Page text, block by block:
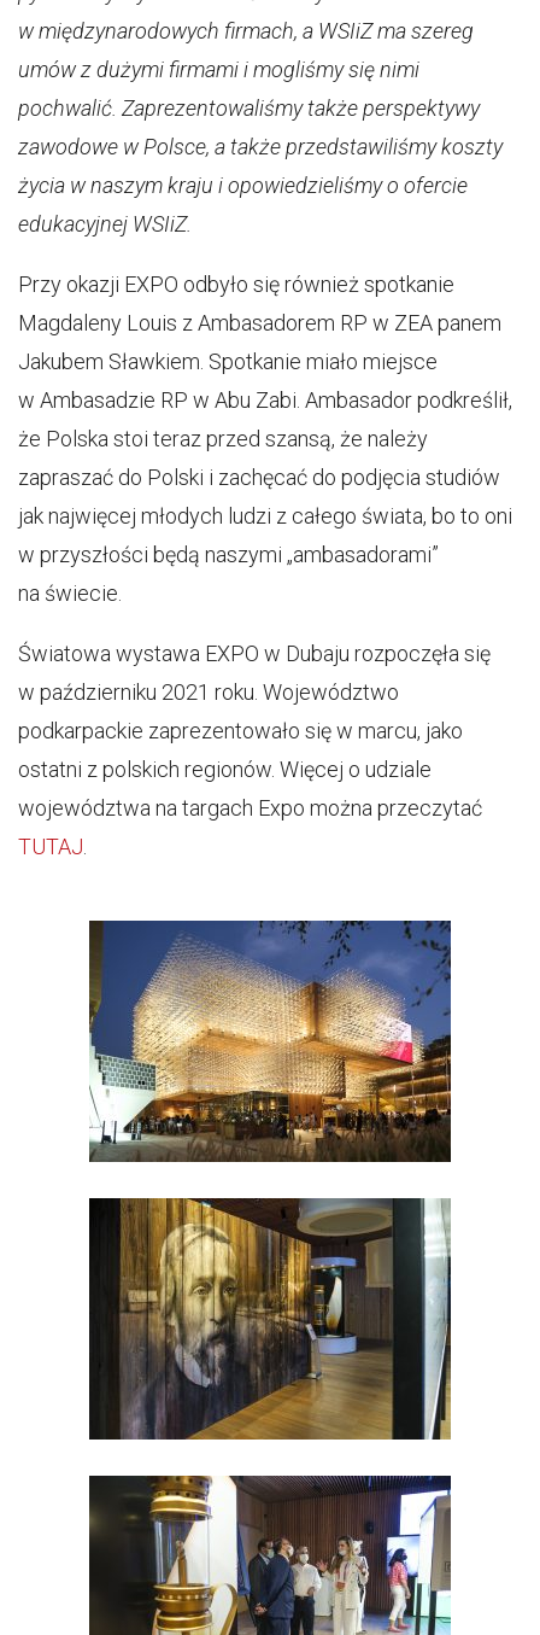
w międzynarodowych firmach, a WSIiZ ma szereg
umów z dużymi firmami i mogliśmy się nimi
pochwalić. Zaprezentowaliśmy także perspektywy
zawodowe w Polsce, a także przedstawiliśmy koszty
życia w naszym kraju i opowiedzieliśmy o ofercie
edukacyjnej WSIiZ.
Przy okazji EXPO odbyło się również spotkanie
Magdaleny Louis z Ambasadorem RP w ZEA panem
Jakubem Sławkiem. Spotkanie miało miejsce
w Ambasadzie RP w Abu Zabi. Ambasador podkreślił,
że Polska stoi teraz przed szansą, że należy
zapraszać do Polski i zachęcać do podjęcia studiów
jak najwięcej młodych ludzi z całego świata, bo to oni
w przyszłości będą naszymi „ambasadorami”
na świecie.
Światowa wystawa EXPO w Dubaju rozpoczęła się
w październiku 2021 roku. Województwo
podkarpackie zaprezentowało się w marcu, jako
ostatni z polskich regionów. Więcej o udziale
województwa na targach Expo można przeczytać
TUTAJ